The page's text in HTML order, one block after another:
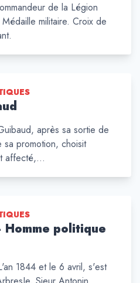
de la Légion
militaire. Croix de
après sa sortie de
sa promotion, choisit
affecté,…
politique
1844 et le 6 avril, s'est